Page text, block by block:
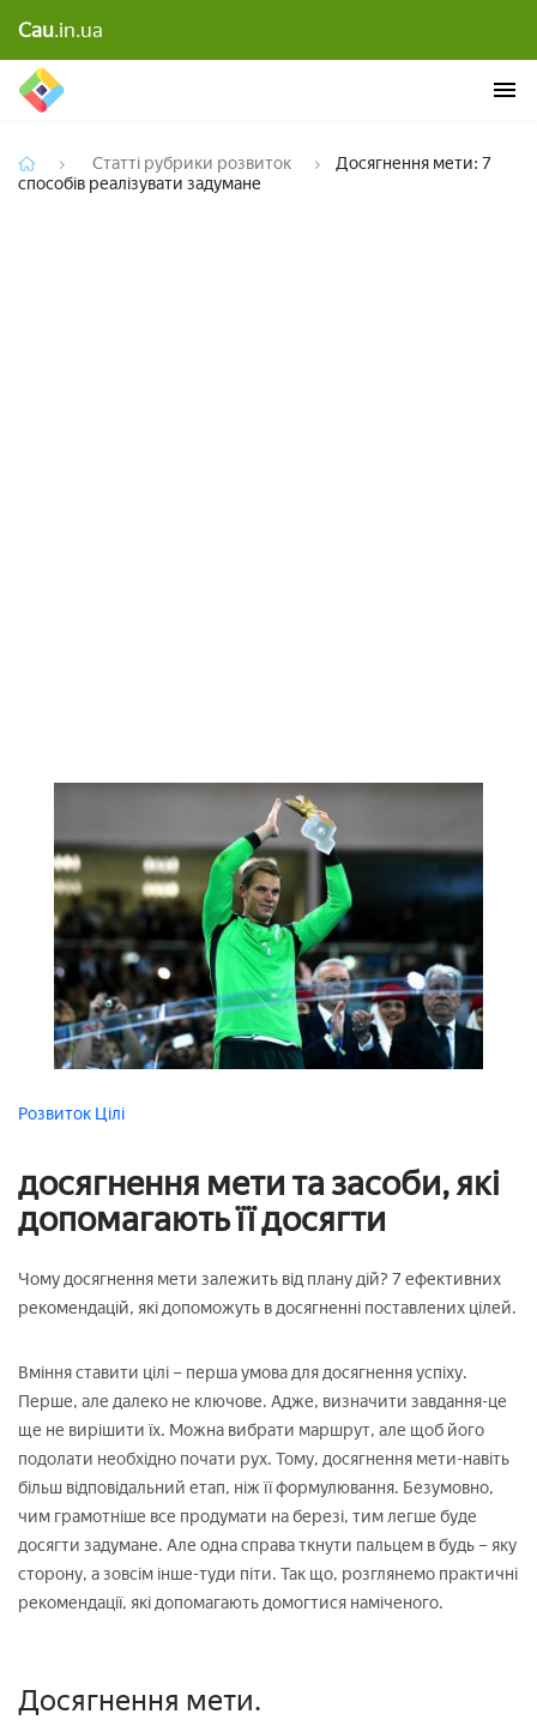
Cau.in.uaзадумане
Статті рубрики розвиток
Досягнення мети: 7
способів реалізувати задумане
Розвиток Цілі
досягнення мети та засоби, які
допомагають її досягти
Чому досягнення мети залежить від плану дій? 7 ефективних
рекомендацій, які допоможуть в досягненні поставлених цілей.
Вміння ставити цілі – перша умова для досягнення успіху.
Перше, але далеко не ключове. Адже, визначити завдання-це
ще не вирішити їх. Можна вибрати маршрут, але щоб його
подолати необхідно почати рух. Тому, досягнення мети-навіть
більш відповідальний етап, ніж її формулювання. Безумовно,
чим грамотніше все продумати на березі, тим легше буде
досягти задумане. Але одна справа ткнути пальцем в будь – яку
сторону, а зовсім інше-туди піти. Так що, розглянемо практичні
рекомендації, які допомагають домогтися наміченого.
Досягнення мети.